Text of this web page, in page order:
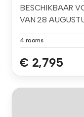
BESCHIKBAAR
VAN 28
4 rooms
€ 2,795